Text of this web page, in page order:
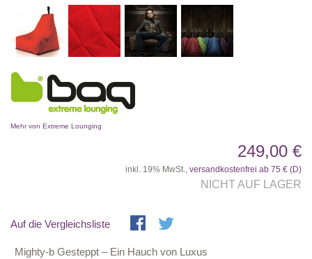
Mehr von Extreme Lounging
249,00 €
inkl. 19% MwSt., versandkostenfrei ab 75 € (D)
NICHT AUF LAGER
Auf die Vergleichsliste
Mighty-b Gesteppt – Ein Hauch von Luxus